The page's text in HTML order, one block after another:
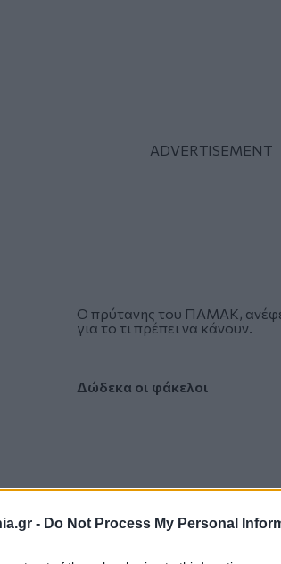
- Do Not Process My Personal
Ο πρύτανης του ΠΑΜΑΚ,
για το τι πρέπει να κάνουν.
Δώδεκα οι φάκελοι